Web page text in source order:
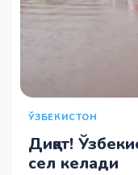
ЎЗБЕКИСТОН
Диққат!
сел келади